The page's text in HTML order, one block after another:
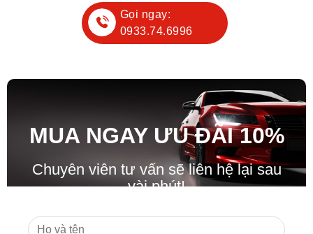
Gọi ngay:
0933.74.6996
MUA NGAY ƯU ĐÃI10%
Chuyên viên tư vấn sẽ liên hệ lại sau
vài phút!